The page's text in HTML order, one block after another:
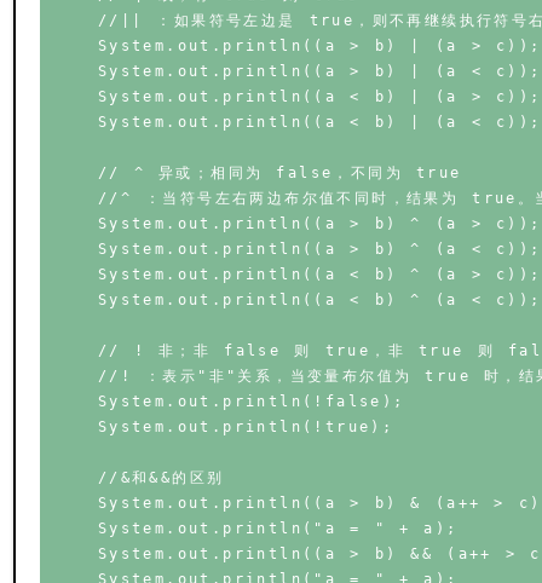
//|| ：如果符号左边是 true，则不再继续执行符号
    System.out.println((a > b) | (a > c));
    System.out.println((a > b) | (a < c));
    System.out.println((a < b) | (a > c));
    System.out.println((a < b) | (a < c));
    // ^ 异或；相同为 false，不同为 true
//^ ：当符号左右两边布尔值不同时，结果为 true。
    System.out.println((a > b) ^ (a > c));
    System.out.println((a > b) ^ (a < c));
    System.out.println((a < b) ^ (a > c));
    System.out.println((a < b) ^ (a < c));
// ! 非；非 false 则 true，非 true 则
//! ：表示"非"关系，当变量布尔值为 true 时，
    System.out.println(!false);
    System.out.println(!true);
    //&和&&的区别
System.out.println((a > b) & (a++ >
    System.out.println("a = " + a);
System.out.println((a > b) && (a++ >
    System.out.println("a = " + a);